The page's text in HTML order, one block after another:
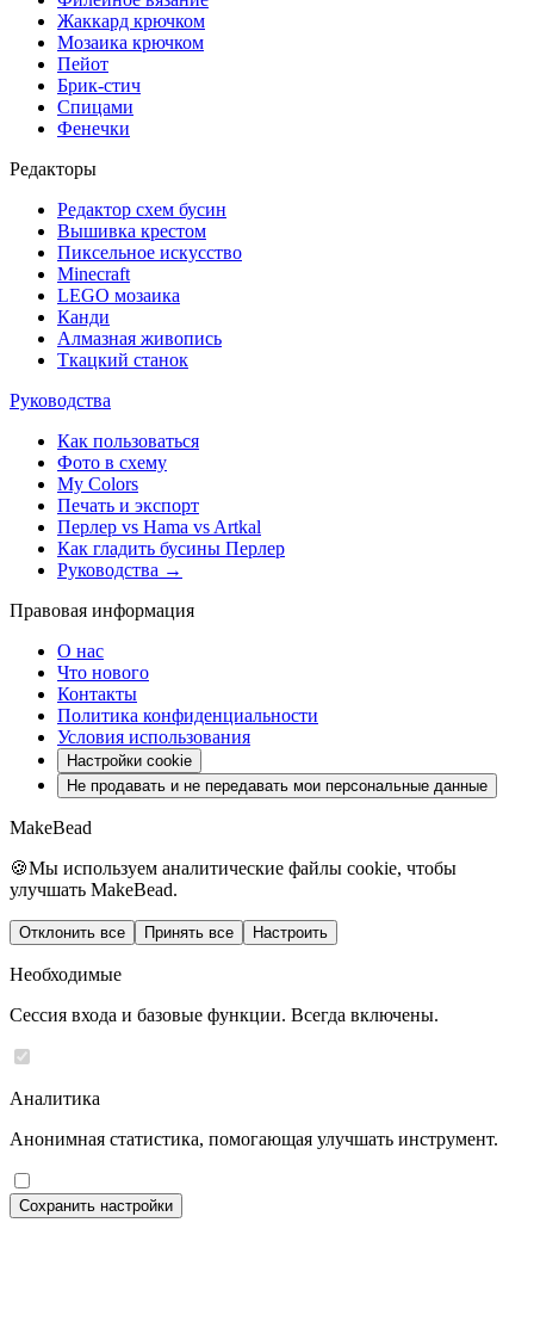
Жаккард крючком
Мозаика крючком
Пейот
Брик-стич
Спицами
Фенечки
Редакторы
Редактор схем бусин
Вышивка крестом
Пиксельное искусство
Minecraft
LEGO мозаика
Канди
Алмазная живопись
Ткацкий станок
Руководства
Как пользоваться
Фото в схему
My Colors
Печать и экспорт
Перлер vs Hama vs Artkal
Как гладить бусины Перлер
Руководства →
Правовая информация
О нас
Что нового
Контакты
Политика конфиденциальности
Условия использования
Настройки cookie
Не продавать и не передавать мои персональные данные
MakeBead
🍪Мы используем аналитические файлы cookie, чтобы
улучшать MakeBead.
Отклонить все Принять все Настроить
Необходимые
Сессия входа и базовые функции. Всегда включены.
Аналитика
Анонимная статистика, помогающая улучшать инструмент.
Сохранить настройки